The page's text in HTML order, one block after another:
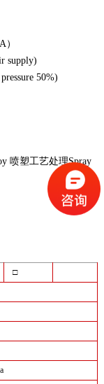
）
supply)
50%)
喷塑工艺处理Spray
□